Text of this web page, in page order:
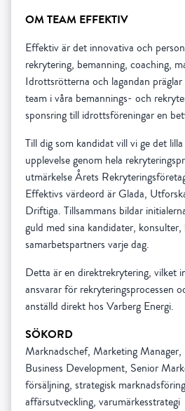
OM TEAM EFFEKTIV
Effektiv är det innovativa och
rekrytering, bemanning, coaching,
Idrottsrötterna och lagandan
team i våra bemannings- och
sponsring till idrottsföreningar en
Till dig som kandidat vill vi ge det
upplevelse genom hela
utmärkelse Årets
Effektivs värdeord är Glada,
Driftiga. Tillsammans bildar
guld med sina kandidater,
samarbetspartners varje dag.
Detta är en direktrekrytering, vilket
ansvarar för rekryteringsprocessen
anställd direkt hos Varberg Energi.
SÖKORD
Marknadschef, Marketing
Business Development, Senior
försäljning, strategisk
affärsutveckling, varumärkesstrategi